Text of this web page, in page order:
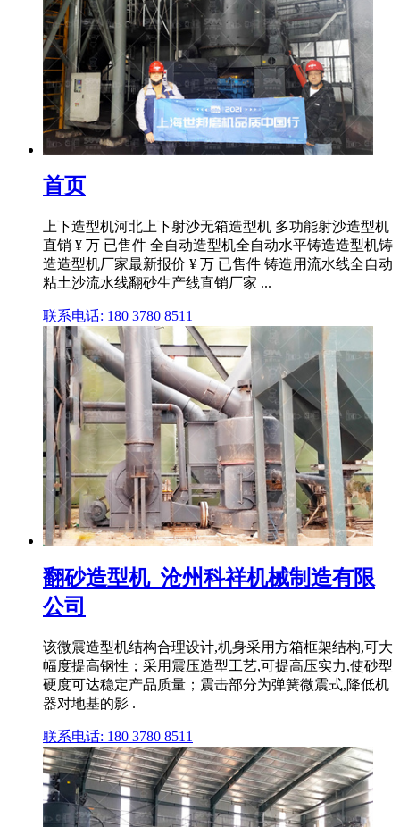
首页
上下造型机河北上下射沙无箱造型机 多功能射沙造型机
直销 ¥ 万 已售件 全自动造型机全自动水平铸造造型机铸
造造型机厂家最新报价 ¥ 万 已售件 铸造用流水线全自动
粘土沙流水线翻砂生产线直销厂家 ...
联系电话: 180 3780 8511
翻砂造型机_沧州科祥机械制造有限
公司
该微震造型机结构合理设计,机身采用方箱框架结构,可大
幅度提高钢性；采用震压造型工艺,可提高压实力,使砂型
硬度可达稳定产品质量；震击部分为弹簧微震式,降低机
器对地基的影 .
联系电话: 180 3780 8511